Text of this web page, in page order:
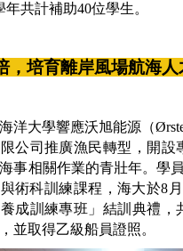
年共計補助40位學生。
，培育離岸風場航海人
洋大學響應沃旭能源（
公司推廣漁民轉型，開設
事相關作業的青壯年。學
術科訓練課程，海大於8
成訓練專班」結訓典禮，
並取得乙級船員證照。